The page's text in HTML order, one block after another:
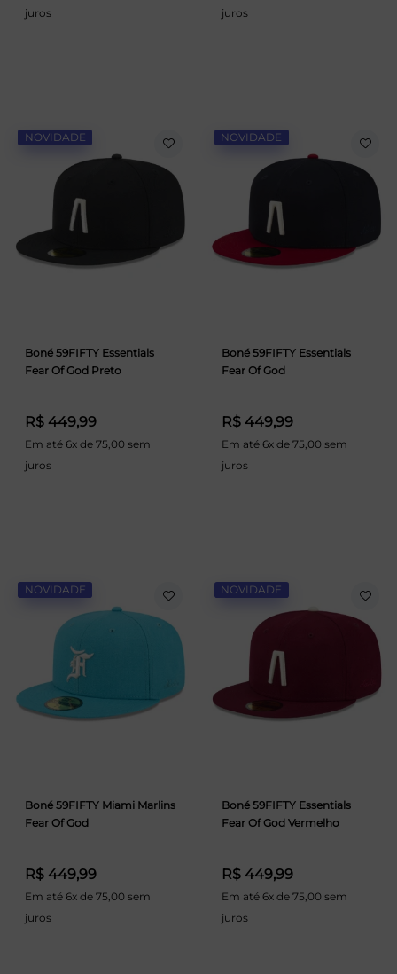
juros
juros
NOVIDADE
Boné 59FIFTY Essentials
Fear Of God Preto
R$ 449,99
Em até 6x de 75,00 sem
juros
NOVIDADE
Boné 59FIFTY Essentials
Fear Of God
R$ 449,99
Em até 6x de 75,00 sem
juros
NOVIDADE
Boné 59FIFTY Miami Marlins
Fear Of God
R$ 449,99
Em até 6x de 75,00 sem
juros
NOVIDADE
Boné 59FIFTY Essentials
Fear Of God Vermelho
R$ 449,99
Em até 6x de 75,00 sem
juros